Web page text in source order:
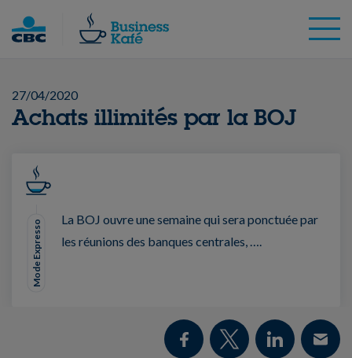
27/04/2020
Achats illimités par la BOJ
Mode Expresso
La BOJ ouvre une semaine qui sera ponctuée par
les réunions des banques centrales, ….